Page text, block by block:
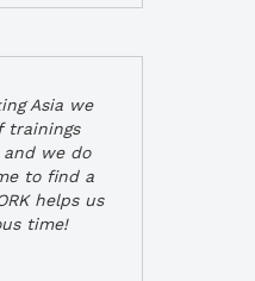
Asia we
trainings
and we do
to find a
helps us
time!